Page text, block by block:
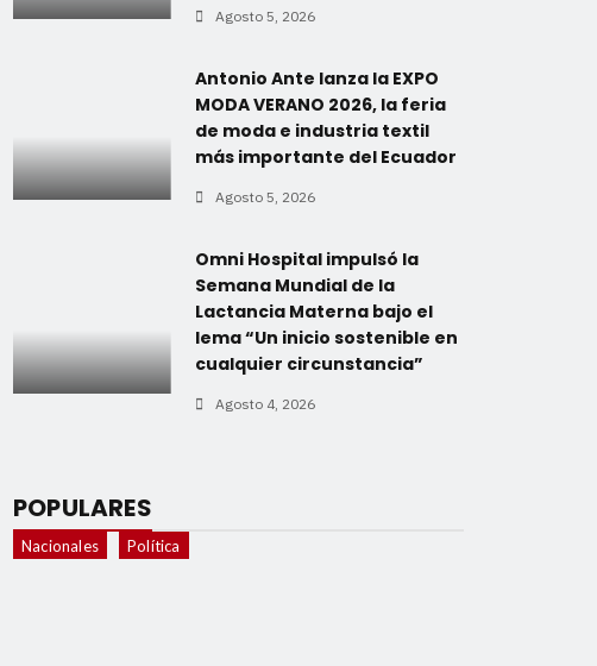
Agosto 5, 2026
Antonio Ante lanza la EXPO
MODA VERANO 2026, la feria
de moda e industria textil
más importante del Ecuador
Agosto 5, 2026
Omni Hospital impulsó la
Semana Mundial de la
Lactancia Materna bajo el
lema “Un inicio sostenible en
cualquier circunstancia”
Agosto 4, 2026
POPULARES
Nacionales Política